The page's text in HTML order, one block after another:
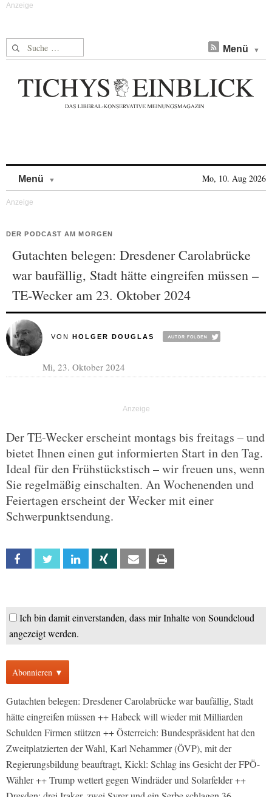
Suche nach: Menü
Menü Mo, 10. Aug 2026
DER PODCAST AM MORGEN
Gutachten belegen: Dresdener Carolabrücke
war baufällig, Stadt hätte eingreifen müssen –
TE-Wecker am 23. Oktober 2024
VON HOLGER DOUGLAS
Mi, 23. Oktober 2024
Der TE-Wecker erscheint montags bis freitags – und
bietet Ihnen einen gut informierten Start in den Tag.
Ideal für den Frühstückstisch – wir freuen uns, wenn
Sie regelmäßig einschalten. An Wochenenden und
Feiertagen erscheint der Wecker mit einer
Schwerpunktsendung.
Facebook Twitter Linkedin Xing Email
Ich bin damit einverstanden, dass mir Inhalte von Soundcloud
angezeigt werden.
Abonnieren ▼
Gutachten belegen: Dresdener Carolabrücke war baufällig, Stadt
hätte eingreifen müssen ++ Habeck will wieder mit Milliarden
Schulden Firmen stützen ++ Österreich: Bundespräsident hat den
Zweitplatzierten der Wahl, Karl Nehammer (ÖVP), mit der
Regierungsbildung beauftragt, Kickl: Schlag ins Gesicht der FPÖ-
Wähler ++ Trump wettert gegen Windräder und Solarfelder ++